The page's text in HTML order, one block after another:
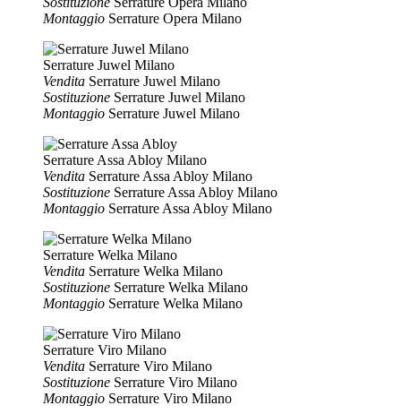
Montaggio Serrature Opera Milano
Serrature Juwel Milano
Vendita Serrature Juwel Milano
Sostituzione Serrature Juwel Milano
Montaggio Serrature Juwel Milano
Serrature Assa Abloy Milano
Vendita Serrature Assa Abloy Milano
Sostituzione Serrature Assa Abloy Milano
Montaggio Serrature Assa Abloy Milano
Serrature Welka Milano
Vendita Serrature Welka Milano
Sostituzione Serrature Welka Milano
Montaggio Serrature Welka Milano
Serrature Viro Milano
Vendita Serrature Viro Milano
Sostituzione Serrature Viro Milano
Montaggio Serrature Viro Milano